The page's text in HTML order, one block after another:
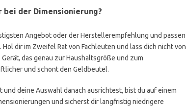
der Dimensionierung?
Angebot oder der Herstellerempfehlung und passen
dir im Zweifel Rat von Fachleuten und lass dich nicht von
das genau zur Haushaltsgröße und zum
und schont den Geldbeutel.
deine Auswahl danach ausrichtest, bist du auf einem
und sicherst dir langfristig niedrigere